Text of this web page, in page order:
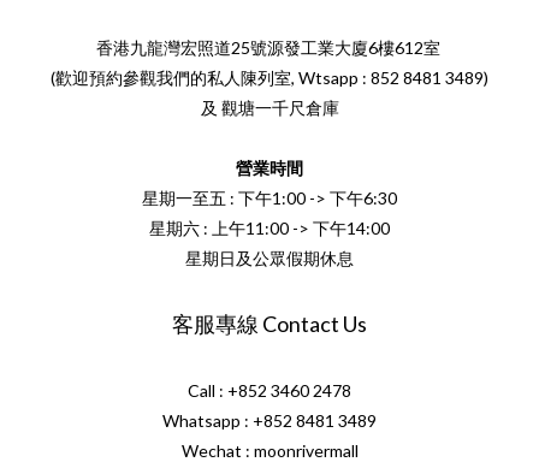
香港九龍灣宏照道25號源發工業大廈6樓612室
(歡迎預約參觀我們的私人陳列室, Wtsapp : 852 8481 3489)
及 觀塘一千尺倉庫
營業時間
星期一至五 : 下午1:00 -> 下午6:30
星期六 : 上午11:00 -> 下午14:00
星期日及公眾假期休息
客服專線 Contact Us
Call : +852 3460 2478
Whatsapp : +852 8481 3489
Wechat : moonrivermall